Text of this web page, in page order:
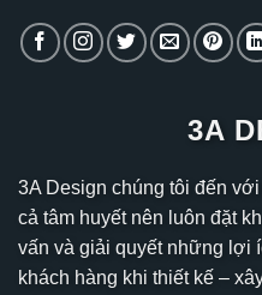
3A
3A Design chúng tôi đến
cả tâm huyết nên luôn đặt
vấn và giải quyết những lợi
khách hàng khi thiết kế –